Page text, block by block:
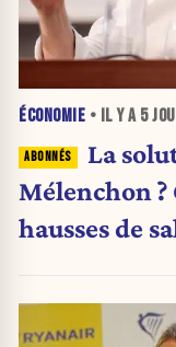
ÉCONOMIE • IL Y A 5
La
Mélenchon
hausses de